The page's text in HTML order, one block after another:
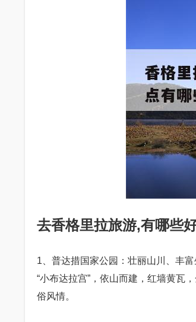
去香格里拉旅游,有哪些
1、普达措国家公园：壮丽山川、丰
“小布达拉宫”，依山而建，红墙黄瓦
俗风情。